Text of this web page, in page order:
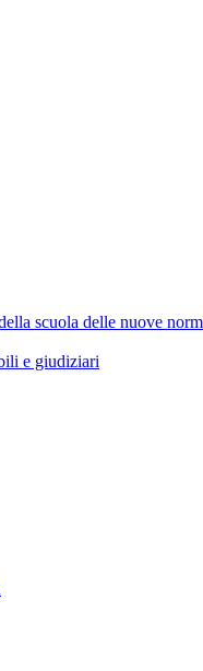
scuola delle nuove
e giudiziari